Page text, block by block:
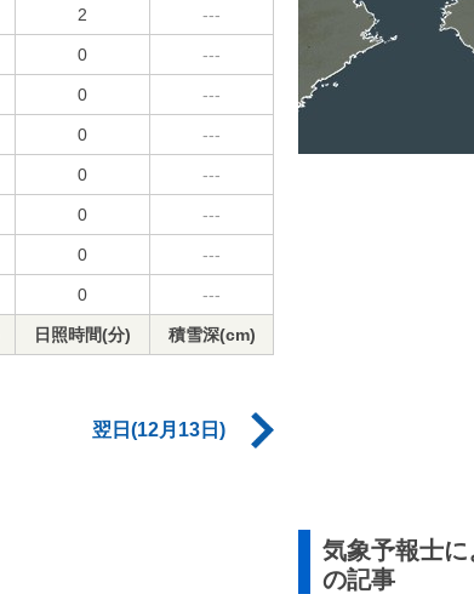
2 ---
0 ---
0 ---
0 ---
0 ---
0 ---
0 ---
0 ---
日照時間(分) 積雪深(cm)
翌日(12月13日)
気象予報士に
の記事